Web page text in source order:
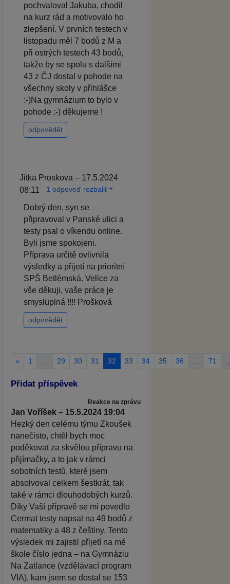
pochvaloval Jakuba, chodil
na kurz rád a motivovalo ho
zlepšení. V prvních testech v
listopadu měl 7 bodů z M a
při ostrých testech 43 bodů,
takže by se spolu s dalšími
43 z ČJ dostal v pohode na
všechny skoly v přihlášce
:-)Na gymnázium to bylo v
pohode :-) děkujeme !
odpovědět
Jitka Proskova – 17.5.2024
08:11
1 odpoveď rozbalit
Dobrý den, syn se
připravoval v Panské ulici a
testy psal o víkendu online.
Byli jsme spokojeni.
Příprava určitě ovlivnila
výsledky a přijetí na prioritní
SPŠ Betlémská. Velice za
vše děkuji, vaše práce je
smysluplná !!!! Prošková
odpovědět
« 1 29 30 31 32 33 34 35 36 71
Přidat příspěvek
Reakce na zprávu
Jan Voříšek – 15.5.2024 19:04
Hezký den celému týmu Zkoušek
nanečisto, chtěl bych moc
poděkovat za skvělou přípravu na
přijímačky, a to jak v rámci
sobotních testů, které jsem
absolvoval celkem šestkrát, tak
také v rámci dlouhodobých kurzů.
Díky Vaší přípravě se mi povedlo
Cermat testy napsat na 49 bodů z
matematiky a 48 z češtiny. Tento
výsledek mi zajistil přijetí na mé
škole číslo jedna – na Gymnáziu
Na Zatlance (vzdělávací program
VIA), kam jsem se dostal se 153